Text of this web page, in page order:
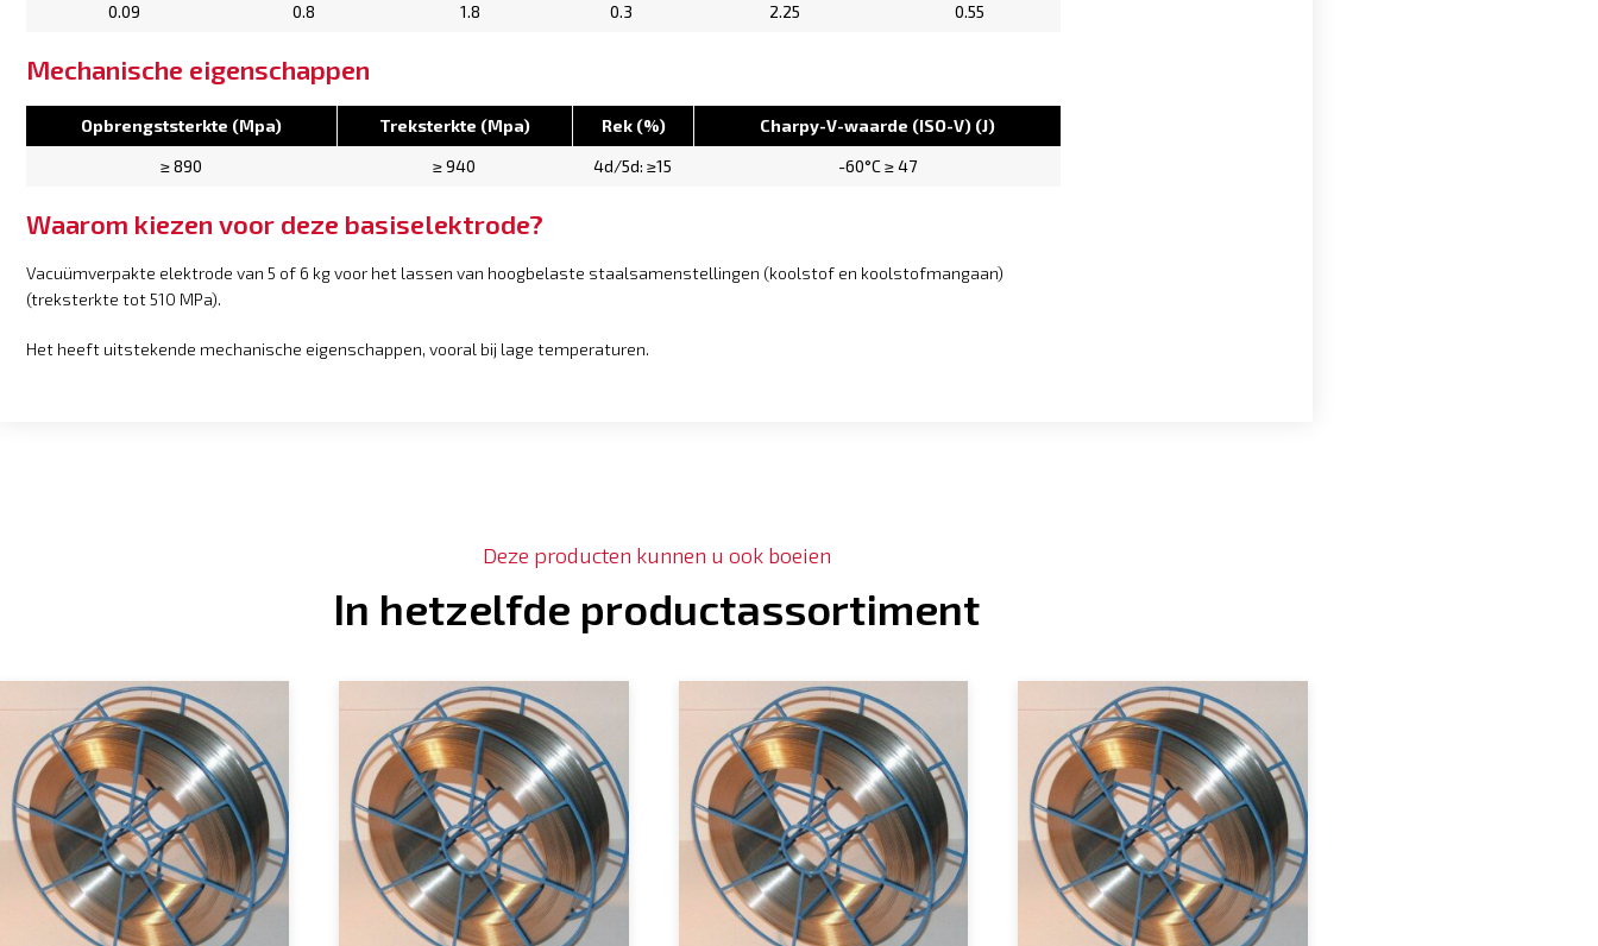
0.09
0.8 1.8 0.3 2.25 0.55
Mechanische eigenschappen
Opbrengststerkte (Mpa) Treksterkte (Mpa) Rek (%)
Charpy-V-waarde (ISO-V) (J)
≥ 890
≥ 940 4d/5d: ≥15 -60°C ≥ 47
Waarom kiezen voor deze basiselektrode?
Vacuümverpakte elektrode van 5 of 6 kg voor het lassen van hoogbelaste staalsamenstellingen (koolstof en koolstofmangaan)
(treksterkte tot 510 MPa).
Het heeft uitstekende mechanische eigenschappen, vooral bij lage temperaturen.
Deze producten kunnen u ook boeien
In hetzelfde productassortiment